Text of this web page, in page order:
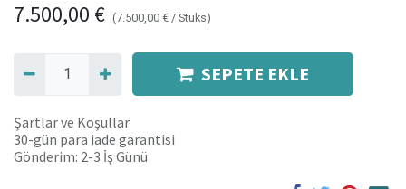
7.500,00 € (7.500,00 € / Stuks)
SEPETE EKLE
Şartlar ve Koşullar
30-gün para iade garantisi
Gönderim: 2-3 İş Günü